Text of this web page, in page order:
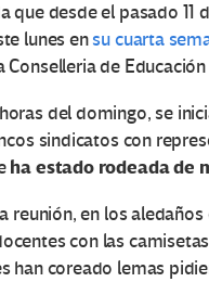
que desde el pasado
lunes ensu cuarta
Conselleria de
del domingo, se
sindicatos con
ha estado rodeada de
reunión, en los
con las
han coreado lemas